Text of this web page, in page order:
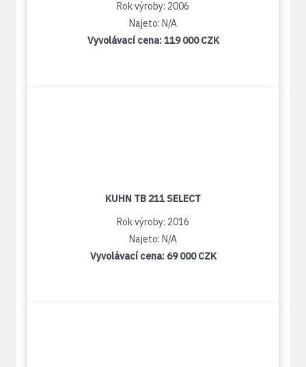
Rok výroby: 2006
Najeto: N/A
Vyvolávací cena:119 000 CZK
KUHN TB 211 SELECT
Rok výroby: 2016
Najeto: N/A
Vyvolávací cena: 69 000 CZK